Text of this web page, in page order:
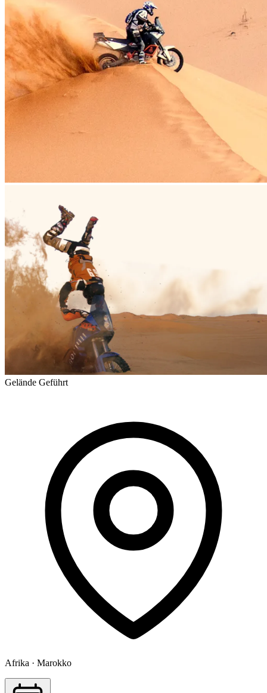
Gelände Geführt
Afrika · Marokko